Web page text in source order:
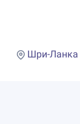
Шри-Ланка